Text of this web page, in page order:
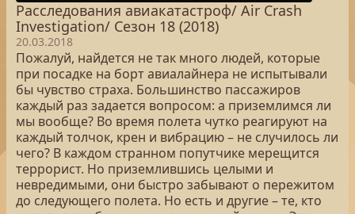
Расследования авиакатастроф/ Air Crash
Investigation/ Сезон 18 (2018)
20.03.2018
Пожалуй, найдется не так много людей, которые
при посадке на борт авиалайнера не испытывали
бы чувство страха. Большинство пассажиров
каждый раз задается вопросом: а приземлимся ли
мы вообще? Во время полета чутко реагируют на
каждый толчок, крен и вибрацию – не случилось ли
чего? В каждом странном попутчике мерещится
террорист. Но приземлившись целыми и
невредимыми, они быстро забывают о пережитом
до следующего полета. Но есть и другие – те, кто